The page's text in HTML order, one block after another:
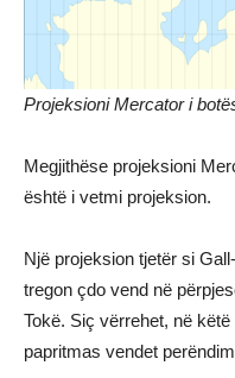
Projeksioni Mercator i
Megjithëse projeksioni
është i vetmi projeksion.
Një projeksion tjetër si
tregon çdo vend në
Tokë. Siç vërrehet, në
papritmas vendet